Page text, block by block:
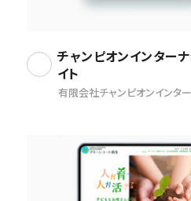
チャンピオンインター
イト
有限会社チャンピオンインタ